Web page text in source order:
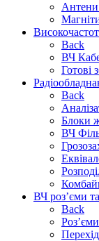
Антени
Back
ВЧ
Готові
Back
Блоки
ВЧ
ВЧ роз’єми
Back
Роз’єми